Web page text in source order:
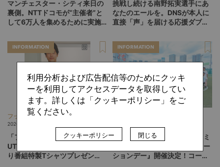
マンチェスター・シティ来日の
裏側。NTTドコモが“主催者”と
して6万人を集めるために実施
挑戦し続ける南野拓実選手にあ
なたのエールを。DNSが本人に
直接「声」を届ける応援ダブル
INFORMATION
フットボリスタ 編集部
2026.02.27
「フットボールタイム×
UTme!」内田篤人さんサイン入
り番組特製Tシャツプレゼン
INFORMATION
『マンチェスター・シティ コミ
ュニティコーチング エデュケー
ションデー』開催決定！コーチ
利用分析および広告配信等のためにクッキ
ーを利用してアクセスデータを取得してい
ます。詳しくは「クッキーポリシー」をご
覧ください。
クッキーポリシー 閉じる